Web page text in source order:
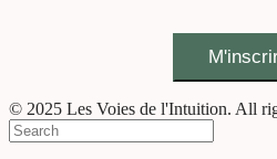
© 2025 Les Voies de l'Intuition. All